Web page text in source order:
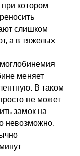
котором
слишком
а в тяжелых
меняет
В таком
не может
замок на
невозможно.